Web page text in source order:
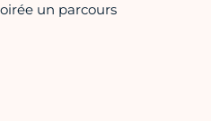
un parcours